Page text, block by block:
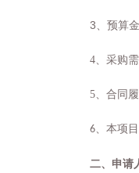
3 、预算
4 、采购
5 合同
6 本项
二、申请